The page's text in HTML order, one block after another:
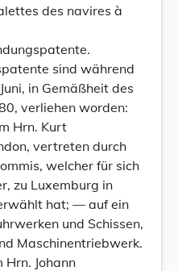
des navires à
sind während
in Gemäßheit des
verliehen worden:
Hrn. Kurt
vertreten durch
welcher für sich
zu Luxemburg in
hat; — auf ein
und Schissen,
Maschinentriebwerk.
Johann